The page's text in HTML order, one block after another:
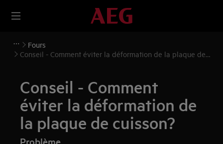
Fours
Conseil - Comment éviter la déformation de la plaque de
Conseil - Comment
éviter la déformation de
la plaque de cuisson?